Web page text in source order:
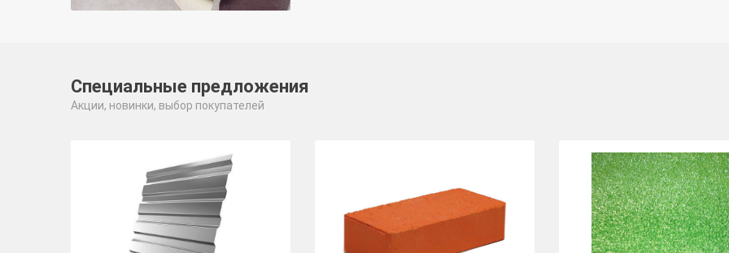
Специальные предложения
Акции, новинки, выбор покупателей